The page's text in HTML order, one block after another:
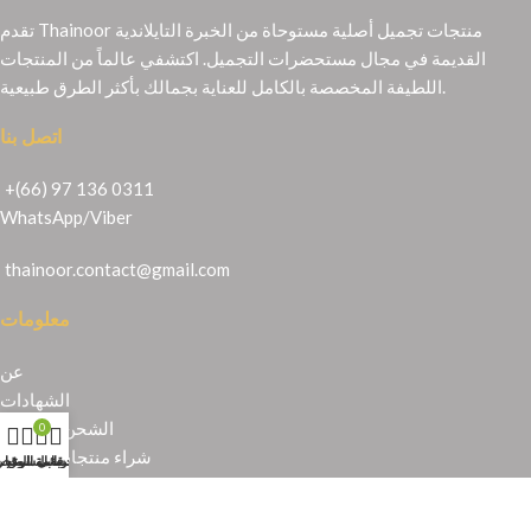
تقدم Thainoor منتجات تجميل أصلية مستوحاة من الخبرة التايلاندية
القديمة في مجال مستحضرات التجميل. اكتشفي عالماً من المنتجات
اتصل بنا
+(66) 97 136 0311
WhatsApp/Viber
thainoor.contact@gmail.com
معلومات
عن
الشهادات
الشحن والإرجاع
شراء منتجات تايلندية
قائمة
0
عربة التسوق
حسابي